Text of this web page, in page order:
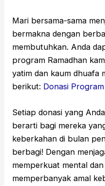
Mari bersama-sama
bermakna dengan
membutuhkan. Anda
program Ramadhan
yatim dan kaum dhuafa
berikut: Donasi
Setiap donasi yang
berarti bagi mereka
keberkahan di bulan
berbagi! Dengan
memperkuat mental
memperbanyak amal